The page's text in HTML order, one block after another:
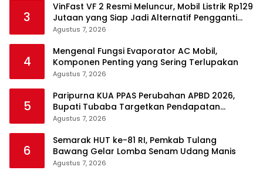
3
VinFast VF 2 Resmi Meluncur, Mobil Listrik Rp129
Jutaan yang Siap Jadi Alternatif Pengganti
Motor
Agustus 7, 2026
4
Mengenal Fungsi Evaporator AC Mobil,
Komponen Penting yang Sering Terlupakan
Agustus 7, 2026
5
Paripurna KUA PPAS Perubahan APBD 2026,
Bupati Tubaba Targetkan Pendapatan
Daerah Rp820,3 Miliar
Agustus 7, 2026
6
Semarak HUT ke-81 RI, Pemkab Tulang
Bawang Gelar Lomba Senam Udang Manis
Agustus 7, 2026